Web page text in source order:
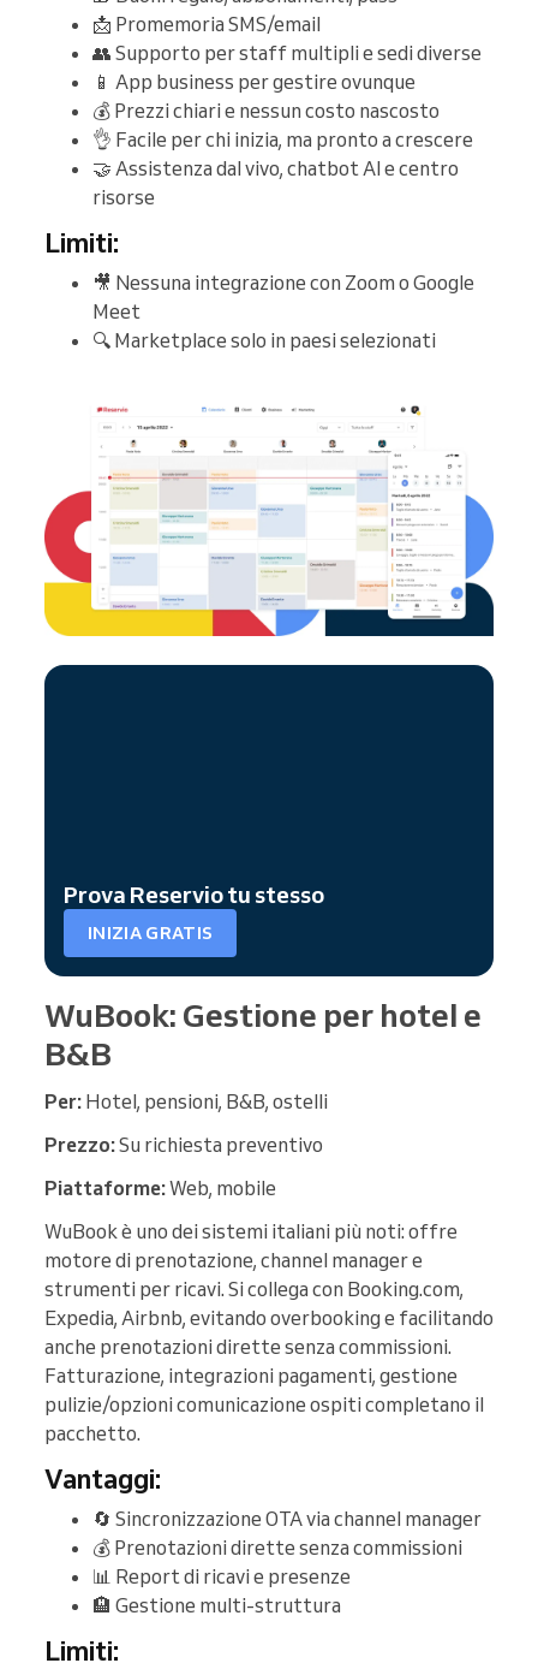
📩 Promemoria SMS/email
👥 Supporto per staff multipli e sedi diverse
📱 App business per gestire ovunque
💰 Prezzi chiari e nessun costo nascosto
👌 Facile per chi inizia, ma pronto a crescere
🤝 Assistenza dal vivo, chatbot AI e centro
risorse
Limiti:
🎥 Nessuna integrazione con Zoom o Google
Meet
🔍 Marketplace solo in paesi selezionati
Prova Reservio tu stesso
INIZIA GRATIS
WuBook: Gestione per hotel e
B&B
Per: Hotel, pensioni, B&B, ostelli
Prezzo:Su richiesta preventivo
Piattaforme:Web, mobile
WuBook è uno dei sistemi italiani più noti: offre
motore di prenotazione, channel manager e
strumenti per ricavi. Si collega con Booking.com,
Expedia, Airbnb, evitando overbooking e facilitando
anche prenotazioni dirette senza commissioni.
Fatturazione, integrazioni pagamenti, gestione
pulizie/opzioni comunicazione ospiti completano il
pacchetto.
Vantaggi:
🔄 Sincronizzazione OTA via channel manager
💰 Prenotazioni dirette senza commissioni
📊 Report di ricavi e presenze
🏨 Gestione multi-struttura
Limiti: